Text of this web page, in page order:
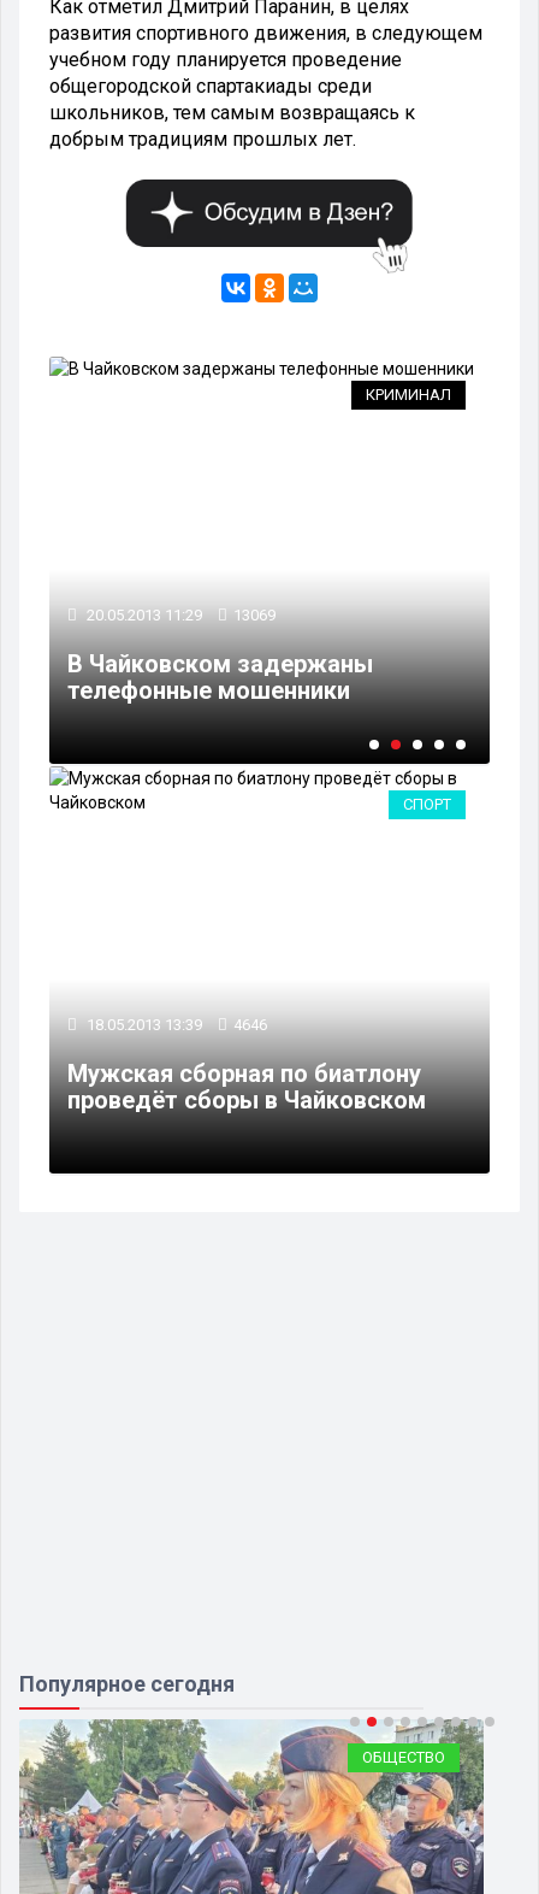
Как отметил Дмитрий Паранин, в целях
развития спортивного движения, в следующем
учебном году планируется проведение
общегородской спартакиады среди
школьников, тем самым возвращаясь к
добрым традициям прошлых лет.
КРИМИНАЛ
20.05.2013 11:29 13069
В Чайковском задержаны
телефонные мошенники
СПОРТ
18.05.2013 13:39 4646
Мужская сборная по биатлону
проведёт сборы в Чайковском
Популярное сегодня
ОБЩЕСТВО